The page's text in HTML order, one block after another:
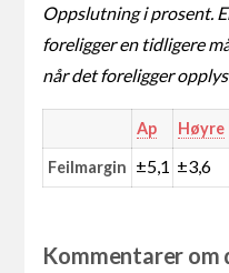
Oppslutning i prosent.
foreligger en tidligere
når det foreligger
Ap Høyre
Feilmargin ±5,1 ±3,6
Kommentarer om